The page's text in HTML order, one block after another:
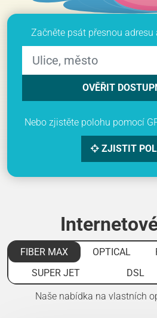
Začněte psát přesnou
OVĚŘIT
Nebo zjistěte polohu pomocí
ZJISTIT
FIBER MAX OPTICAL
SUPER JET
DSL
Naše nabídka na vlastních